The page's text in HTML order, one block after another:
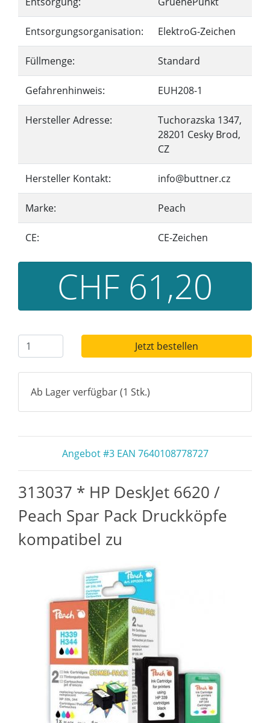
Entsorgungsorganisation: ElektroG-Zeichen
Füllmenge: Standard
Gefahrenhinweis: EUH208-1
Hersteller Adresse:
Tuchorazska 1347,
28201 Cesky Brod,
CZ
Hersteller Kontakt: info@buttner.cz
Marke: Peach
CE: CE-Zeichen
CHF 61,20
Jetzt bestellen
Ab Lager verfügbar (1 Stk.)
Angebot #3 EAN 7640108778727
313037 * HP DeskJet 6620 /
Peach Spar Pack Druckköpfe
kompatibel zu